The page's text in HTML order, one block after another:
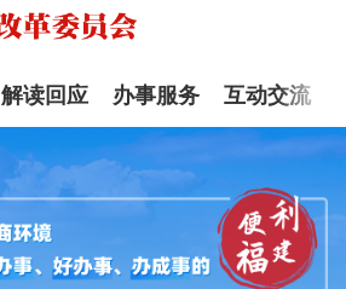
解读回应 办事服务 互动交流